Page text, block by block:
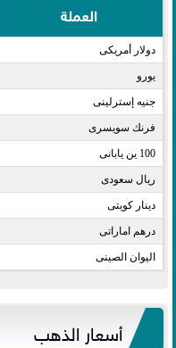
العملة
دولار أمريكى​
يورو​
جنيه إسترلينى​
فرنك سويسرى​
100 ين يابانى​
ريال سعودى​
دينار كويتى​
درهم اماراتى​
اليوان الصينى​
أسعار الذهب